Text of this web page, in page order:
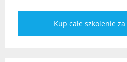
Kup całe szkolenie za